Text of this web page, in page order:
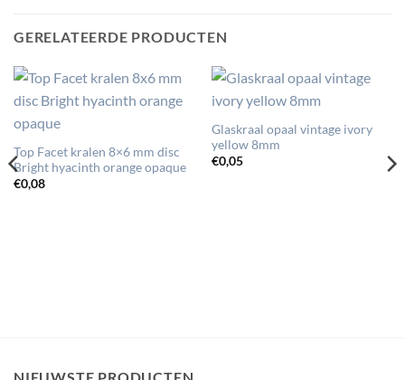
GERELATEERDE PRODUCTEN
Top Facet kralen 8×6 mm disc
Bright hyacinth orange opaque
€0,08
Glaskraal opaal vintage ivory
yellow 8mm
€0,05